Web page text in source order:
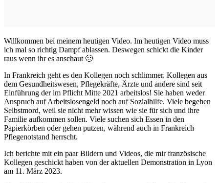
Willkommen bei meinem heutigen Video. Im heutigen Video muss
ich mal so richtig Dampf ablassen. Deswegen schickt die Kinder
raus wenn ihr es anschaut 🙂
In Frankreich geht es den Kollegen noch schlimmer. Kollegen aus
dem Gesundheitswesen, Pflegekräfte, Ärzte und andere sind seit
Einführung der im Pflicht Mitte 2021 arbeitslos! Sie haben weder
Anspruch auf Arbeitslosengeld noch auf Sozialhilfe. Viele begehen
Selbstmord, weil sie nicht mehr wissen wie sie für sich und ihre
Familie aufkommen sollen. Viele suchen sich Essen in den
Papierkörben oder gehen putzen, während auch in Frankreich
Pflegenotstand herrscht.
Ich berichte mit ein paar Bildern und Videos, die mir französische
Kollegen geschickt haben von der aktuellen Demonstration in Lyon
am 11. März 2023.